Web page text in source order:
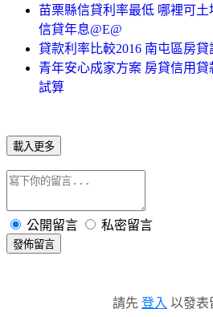
苗栗縣信貸利率最低 哪裡可
信貸年息@E@
貸款利率比較2016 南屯區房貸
青年安心成家方案 房貸信用
試算
載入更多
公開留言 私密留言
發佈留言
請先 登入 以發表